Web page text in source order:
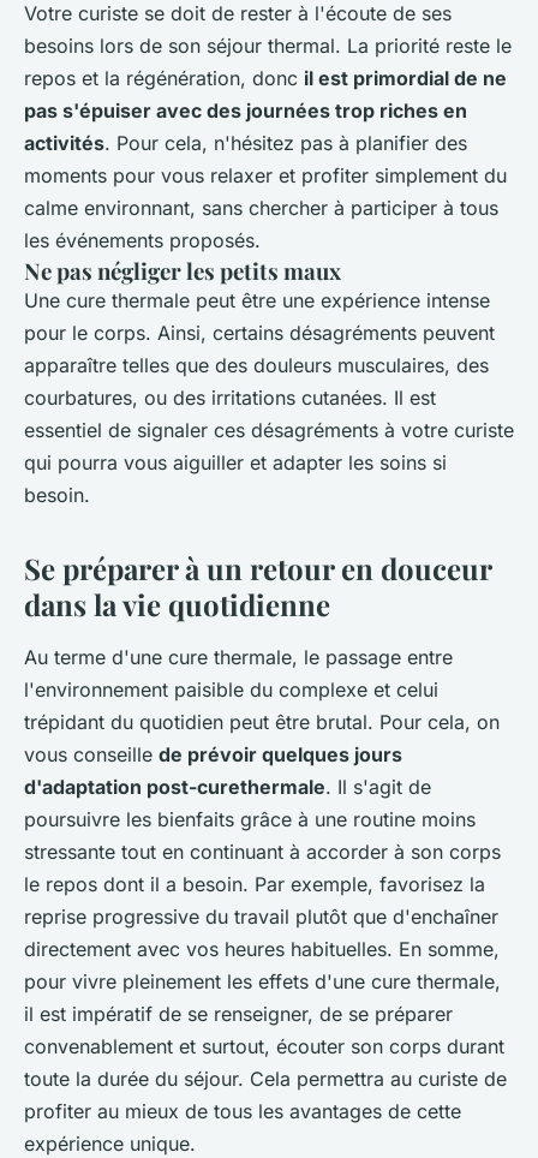
Votre curiste se doit de rester à l'écoute de ses
besoins lors de son séjour thermal. La priorité reste le
repos et la régénération, donc il est primordial de ne
pas s'épuiser avec des journées trop riches en
activités. Pour cela, n'hésitez pas à planifier des
moments pour vous relaxer et profiter simplement du
calme environnant, sans chercher à participer à tous
les événements proposés.
Ne pas négliger les petits maux
Une cure thermale peut être une expérience intense
pour le corps. Ainsi, certains désagréments peuvent
apparaître telles que des douleurs musculaires, des
courbatures, ou des irritations cutanées. Il est
essentiel de signaler ces désagréments à votre curiste
qui pourra vous aiguiller et adapter les soins si
besoin.
Se préparer à un retour en douceur
dans la vie quotidienne
Au terme d'une cure thermale, le passage entre
l'environnement paisible du complexe et celui
trépidant du quotidien peut être brutal. Pour cela, on
vous conseille de prévoir quelques jours
d'adaptation post-curethermale. Il s'agit de
poursuivre les bienfaits grâce à une routine moins
stressante tout en continuant à accorder à son corps
le repos dont il a besoin. Par exemple, favorisez la
reprise progressive du travail plutôt que d'enchaîner
directement avec vos heures habituelles. En somme,
pour vivre pleinement les effets d'une cure thermale,
il est impératif de se renseigner, de se préparer
convenablement et surtout, écouter son corps durant
toute la durée du séjour. Cela permettra au curiste de
profiter au mieux de tous les avantages de cette
expérience unique.